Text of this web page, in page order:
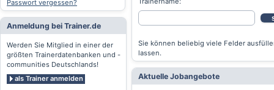
Passwort vergessen?
Anmeldung bei Trainer.de
Werden Sie Mitglied in einer der
größten Trainerdatenbanken und -
communities Deutschlands!
als Trainer anmelden
Sie können beliebig viele Felder
lassen.
Aktuelle Jobangebote